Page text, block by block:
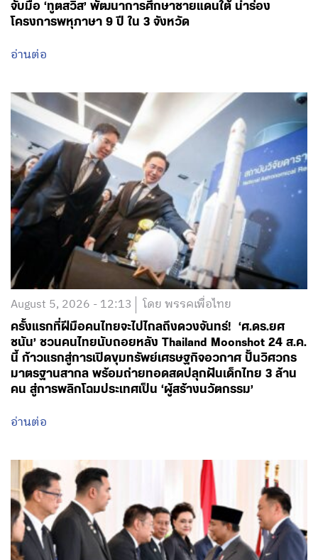
จับมือ ‘ทูตสวิส’ พัฒนาการศึกษาชายแดนใต้ นำร่อง
โครงการพหุภาษา 9 ปี ใน 3 จังหวัด
อ่านต่อ
August 5, 2026 - 12:13 โดย พรรคเพื่อไทย
ครั้งแรกที่ฝีมือคนไทยจะไปไกลถึงดวงจันทร์! ‘ศ.ดร.ยศ
ชนัน’ ชวนคนไทยนับถอยหลัง Thailand Moonshot 24 ส.ค.
นี้ ก้าวแรกสู่การเปิดขุมทรัพย์เศรษฐกิจอวกาศ ปั้นวิศวกร
มาตรฐานสากล พร้อมถ่ายทอดสดปลุกฝันเด็กไทย 3 ล้าน
คน สู่การพลิกโฉมประเทศเป็น ‘ผู้สร้างนวัตกรรม’
อ่านต่อ